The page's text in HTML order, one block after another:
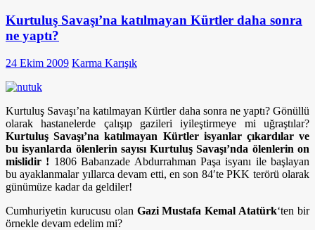
Kurtuluş Savaşı’na katılmayan Kürtler daha sonra
ne yaptı?
24 Ekim 2009 Karma Karışık
Kurtuluş Savaşı’na katılmayan Kürtler daha sonra ne yaptı? Gönüllü
olarak hastanelerde çalışıp gazileri iyileştirmeye mi uğraştılar?
Kurtuluş Savaşı’na katılmayan Kürtler isyanlar çıkardılar ve
bu isyanlarda ölenlerin sayısı Kurtuluş Savaşı’nda ölenlerin on
mislidir ! 1806 Babanzade Abdurrahman Paşa isyanı ile başlayan
bu ayaklanmalar yıllarca devam etti, en son 84′te PKK terörü olarak
günümüze kadar da geldiler!
Cumhuriyetin kurucusu olan Gazi Mustafa Kemal Atatürk‘ten bir
örnekle devam edelim mi?